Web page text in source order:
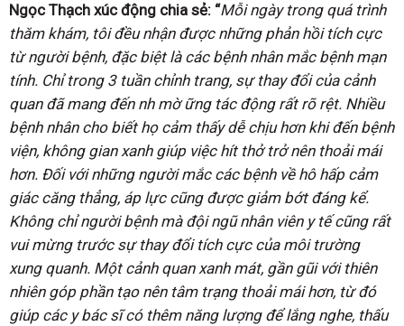
Ngọc Thạch xúc động chia sẻ: “Mỗi ngày trong quá trình
thăm khám, tôi đều nhận được những phản hồi tích cực
từ người bệnh, đặc biệt là các bệnh nhân mắc bệnh mạn
tính. Chỉ trong 3 tuần chỉnh trang, sự thay đổi của cảnh
quan đã mang đến nh mờ ững tác động rất rõ rệt. Nhiều
bệnh nhân cho biết họ cảm thấy dễ chịu hơn khi đến bệnh
viện, không gian xanh giúp việc hít thở trở nên thoải mái
hơn. Đối với những người mắc các bệnh về hô hấp cảm
giác căng thẳng, áp lực cũng được giảm bớt đáng kể.
Không chỉ người bệnh mà đội ngũ nhân viên y tế cũng rất
vui mừng trước sự thay đổi tích cực của môi trường
xung quanh. Một cảnh quan xanh mát, gần gũi với thiên
nhiên góp phần tạo nên tâm trạng thoải mái hơn, từ đó
giúp các y bác sĩ có thêm năng lượng để lắng nghe, thấu